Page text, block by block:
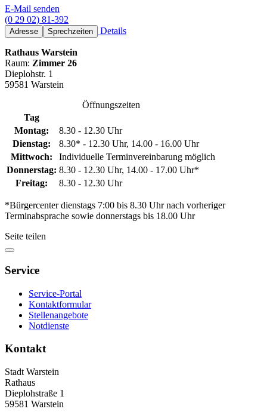
E-Mail senden
(0 29 02) 81-392
Adresse Sprechzeiten Details
Rathaus Warstein
Raum: Zimmer 26
Dieplohstr. 1
59581 Warstein
Öffnungszeiten
Tag
Montag:
8.30 - 12.30 Uhr
Dienstag:
8.30* - 12.30 Uhr, 14.00 - 16.00 Uhr
Mittwoch:
Individuelle Terminvereinbarung möglich
Donnerstag: 8.30 - 12.30 Uhr, 14.00 - 17.00 Uhr*
Freitag:
8.30 - 12.30 Uhr
*Bürgercenter dienstags 7:00 bis 8.30 Uhr nach vorheriger
Terminabsprache sowie donnerstags bis 18.00 Uhr
Seite teilen
Service
Service-Portal
Kontaktformular
Stellenangebote
Notdienste
Kontakt
Stadt Warstein
Rathaus
Dieplohstraße 1
59581 Warstein